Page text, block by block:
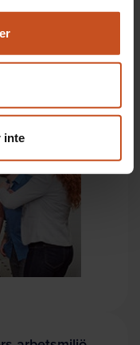
riktad information
genom att
inte
hur
hur ni skapar ett